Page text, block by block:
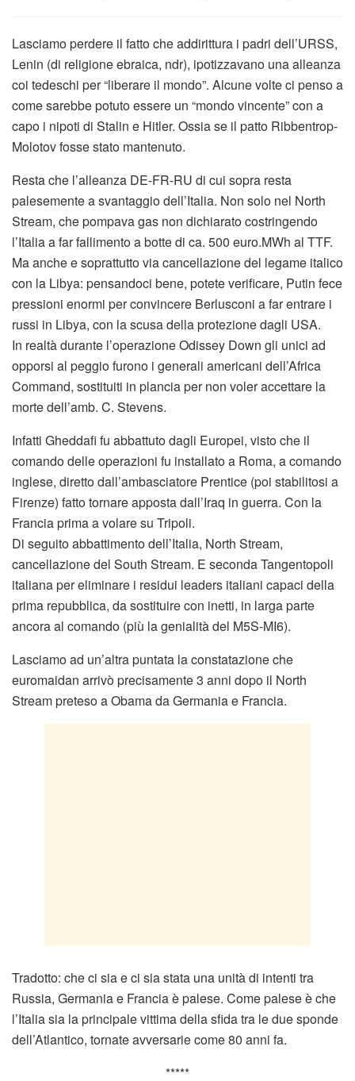
Lasciamo perdere il fatto che addirittura i padri dell’URSS,
Lenin (di religione ebraica, ndr), ipotizzavano una alleanza
coi tedeschi per “liberare il mondo”. Alcune volte ci penso a
come sarebbe potuto essere un “mondo vincente” con a
capo i nipoti di Stalin e Hitler. Ossia se il patto Ribbentrop-
Molotov fosse stato mantenuto.
Resta che l’alleanza DE-FR-RU di cui sopra resta
palesemente a svantaggio dell’Italia. Non solo nel North
Stream, che pompava gas non dichiarato costringendo
l’Italia a far fallimento a botte di ca. 500 euro.MWh al TTF.
Ma anche e soprattutto via cancellazione del legame italico
con la Libya: pensandoci bene, potete verificare, Putin fece
pressioni enormi per convincere Berlusconi a far entrare i
russi in Libya, con la scusa della protezione dagli USA.
In realtà durante l’operazione Odissey Down gli unici ad
opporsi al peggio furono i generali americani dell’Africa
Command, sostituiti in plancia per non voler accettare la
morte dell’amb. C. Stevens.
Infatti Gheddafi fu abbattuto dagli Europei, visto che il
comando delle operazioni fu installato a Roma, a comando
inglese, diretto dall’ambasciatore Prentice (poi stabilitosi a
Firenze) fatto tornare apposta dall’Iraq in guerra. Con la
Francia prima a volare su Tripoli.
Di seguito abbattimento dell’Italia, North Stream,
cancellazione del South Stream. E seconda Tangentopoli
italiana per eliminare i residui leaders italiani capaci della
prima repubblica, da sostituire con inetti, in larga parte
ancora al comando (più la genialità del M5S-MI6).
Lasciamo ad un’altra puntata la constatazione che
euromaidan arrivò precisamente 3 anni dopo il North
Stream preteso a Obama da Germania e Francia.
Tradotto: che ci sia e ci sia stata una unità di intenti tra
Russia, Germania e Francia è palese. Come palese è che
l’Italia sia la principale vittima della sfida tra le due sponde
dell’Atlantico, tornate avversarie come 80 anni fa.
*****